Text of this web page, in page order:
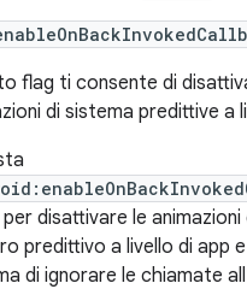
flag ti consente di
di sistema predittive a
per disattivare le
predittivo a livello di app
di ignorare le chiamate